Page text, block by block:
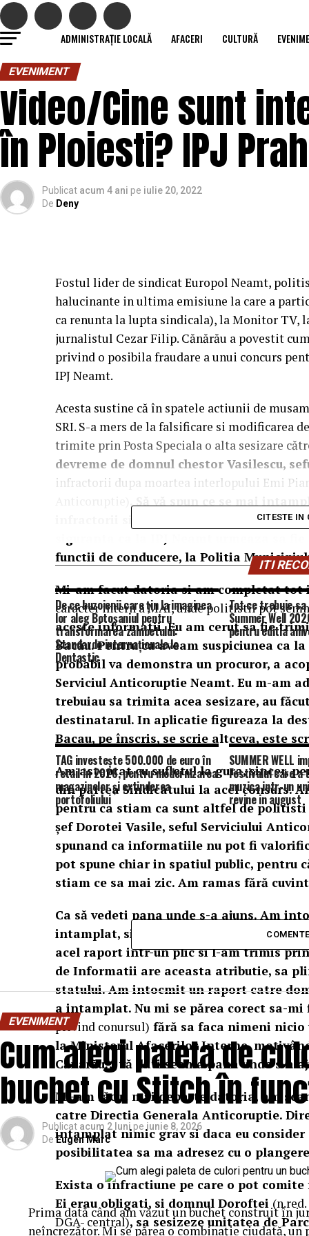
ADMINISTRAȚIE LOCALĂ AFACERI CULTURĂ
EVENIMENT
Video/Cine sunt
în Ploiesti? IPJ
Publicat acum 4 ani pe iulie 20, 2022
De Deny
Fostul lider de sindicat Europol Neamt,
halucinante in ultima emisiune la care a
ca renunta la lupta sindicala), la Monitor TV,
jurnalistul Cezar Filip. Cănărău a povestit
privind o posibila fraudare a unui concurs
IPJ Neamt.
Acesta sustine că în spatele actiunii de
SRI. S-a mers de la falsificare si modificarea
trimite prin Posta Speciala o alta sesizare
devreme de domnul chestor Vasilescu,
infractorii dupa moartea interlopului Emi
infractorii si cu Directia Generala
functii de conducere, la Politia
Mi-am facut datoria si am completat tot
caracter intern a MAI, unde politistii pot
aceste informatii. Eu am cerut sa fie
Bacău. Pentru ca aveam suspiciunea ca
probabil va demonstra un procuror, a
Serviciul Anticoruptie Neamt. Eu m-am
trebuiau sa trimita acea sesizare, au
destinatarul. In aplicatie figureaza la
Bacau, pe înscris, se scrie altceva, este
Am asteptat cu sufletul la gura, sincer,
din partea Sindicatului la acel consurs.
pentru ca stiam ca sunt altfel de
șef Dorotei Vasile, seful Serviciului
spunand ca informatiile nu pot fi
pot spune chiar in spatiul public, pentru
stiam ce sa mai zic. Am ramas fără
Ca să vedeti pana unde s-a ajuns. Am
intamplat, si m-am adresat Directiei
acel raport intr-un plic si l-am trimis
de Informatii are aceasta atributie, sa
statului. Am intocmit un raport catre
a intamplat. Nu mi se părea corect sa-
privind conursul) fără sa faca nimeni
la Ministerul Afacerilor Interne,
Cănărău… vă dati seama pana unde s-a
Mi-am făcut mai departe datoria, am
catre Directia Generala Anticoruptie.
intamplat nimic grav si daca eu
posibilitatea sa ma adresez cu o
Exista o infractiune pe care o pot
Ei erau obligati, si domnul Doroftei
DGA- central), sa sesizeze unitatea de
CITESTE IN
ITI
De ce buzoienii care țin la imaginea
lor aleg Botoșaniul pentru
transformarea zâmbetului:
Standarde internaționale la
Dentastic
Tot ce trebuie
Summer Well
pentru editia
TAG investește 500.000 de euro în
retail în 2026, pentru modernizarea
magazinelor și extinderea
portofoliului
SUMMER WELL
Festivalul care
muzica intr-un
revine in august
EVENIMENT
Cum alegi paleta de
buchet cu Stitch în
Publicat acum 2 luni pe iunie 8, 2026
De Eugen Marc
Prima dată când am văzut un buchet construit în
neîncrezător. Mi se părea o combinație ciudată,